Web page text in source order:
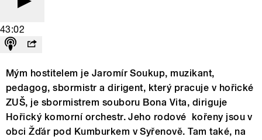
43:02
Mým hostitelem je Jaromír Soukup, muzikant,
pedagog, sbormistr a dirigent, který pracuje v hořické
ZUŠ, je sbormistrem souboru Bona Vita, diriguje
Hořický komorní orchestr. Jeho rodové kořeny jsou v
obci Žďár pod Kumburkem v Syřenově. Tam také, na